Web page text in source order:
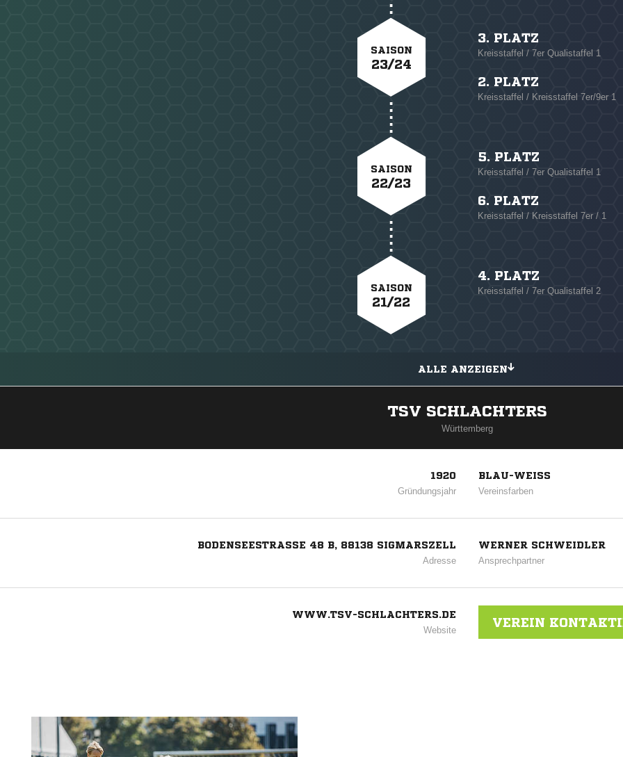
SAISON
23/24
3. PLATZ
Kreisstaffel / 7er Qualistaffel 1
2. PLATZ
Kreisstaffel / Kreisstaffel 7er/9er 1
SAISON
22/23
5. PLATZ
Kreisstaffel / 7er Qualistaffel 1
6. PLATZ
Kreisstaffel / Kreisstaffel 7er / 1
SAISON
21/22
4. PLATZ
Kreisstaffel / 7er Qualistaffel 2
ALLE ANZEIGEN
TSV SCHLACHTERS
Württemberg
1920
Gründungsjahr
BLAU-WEISS
Vereinsfarben
BODENSEESTRASSE 48 B, 88138 SIGMARSZELL
Adresse
WERNER SCHWEIDLER
Ansprechpartner
WWW.TSV-SCHLACHTERS.DE
Website
VEREIN